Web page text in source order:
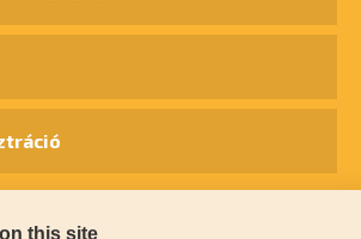
- Minden jog fenntartva
this site